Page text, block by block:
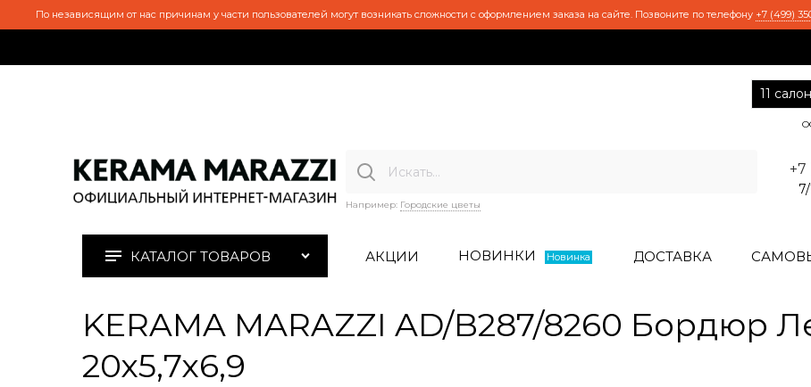
По независящим от нас причинам у части пользователей могут возникать сложности с оформлением заказа на сайте. Позвоните по телефону +7 (499)
11
Например: Городские цветы
+7
КАТАЛОГ ТОВАРОВ АКЦИИ НОВИНКИ Новинка ДОСТАВКА
KERAMA MARAZZI AD/B287/8260 Бордюр
20х5,7х6,9